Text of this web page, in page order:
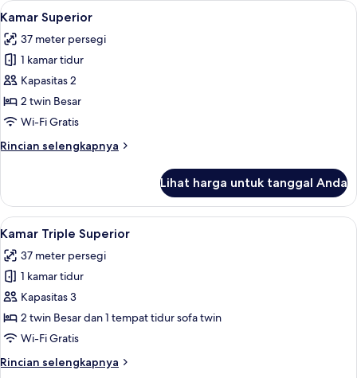
Lihat
semua
foto
untuk
Kamar
Superior
Minibar, brankas, meja kerja, dan
3
Kamar Superior
37 meter persegi
1 kamar tidur
Kapasitas 2
2 twin Besar
Wi-Fi Gratis
Rincian selengkapnya
Rincian
Kamar
Superior
Lihat harga untuk tanggal Anda
Lihat
semua
foto
untuk
Kamar
Triple
Superior
Minibar, brankas, meja kerja, dan
3
Kamar Triple Superior
37 meter persegi
1 kamar tidur
Kapasitas 3
2 twin Besar dan 1 tempat tidur sofa twin
Wi-Fi Gratis
Rincian selengkapnya
Rincian